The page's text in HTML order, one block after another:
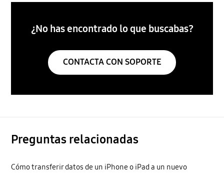
¿No has encontrado lo que buscabas?
CONTACTA CON SOPORTE
Preguntas relacionadas
Cómo transferir datos de un iPhone o iPad a un nuevo